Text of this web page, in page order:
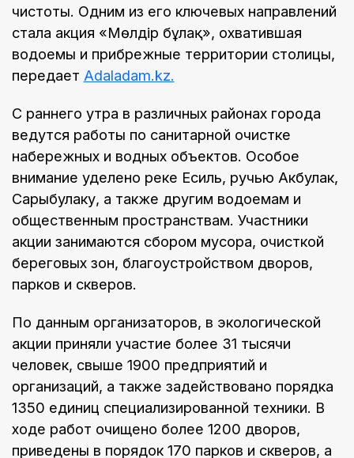
чистоты. Одним из его ключевых направлений
стала акция «Мөлдір бұлақ», охватившая
водоемы и прибрежные территории столицы,
передает Adaladam.kz.
С раннего утра в различных районах города
ведутся работы по санитарной очистке
набережных и водных объектов. Особое
внимание уделено реке Есиль, ручью Акбулак,
Сарыбулаку, а также другим водоемам и
общественным пространствам. Участники
акции занимаются сбором мусора, очисткой
береговых зон, благоустройством дворов,
парков и скверов.
По данным организаторов, в экологической
акции приняли участие более 31 тысячи
человек, свыше 1900 предприятий и
организаций, а также задействовано порядка
1350 единиц специализированной техники. В
ходе работ очищено более 1200 дворов,
приведены в порядок 170 парков и скверов, а